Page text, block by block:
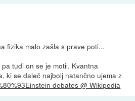
fizika malo zašla s prave poti...
tudi on se je motil. Kvantna
ki se daleč najbolj natančno ujema z
debates @ Wikipedia